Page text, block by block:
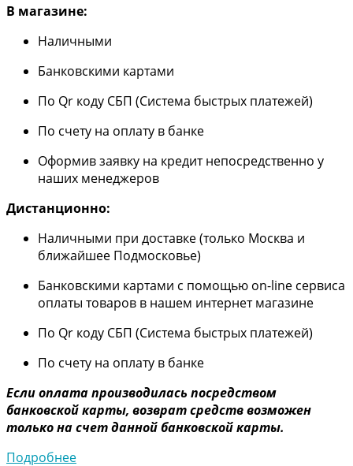
В магазине:
Наличными
Банковскими картами
По Qr коду СБП (Система быстрых платежей)
По счету на оплату в банке
Оформив заявку на кредит непосредственно у
наших менеджеров
Дистанционно:
Наличными при доставке (только Москва и
ближайшее Подмосковье)
Банковскими картами с помощью on-line сервиса
оплаты товаров в нашем интернет магазине
По Qr коду СБП (Система быстрых платежей)
По счету на оплату в банке
Если оплата производилась посредством
банковской карты, возврат средств возможен
только на счет данной банковской карты.
Подробнее